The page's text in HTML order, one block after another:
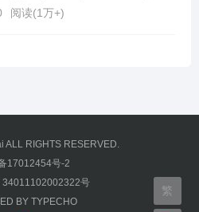
阅读(1万+)
ALL RIGHTS RESERVED.
17012454号-2
34011102002322号
BY TYPECHO
繁